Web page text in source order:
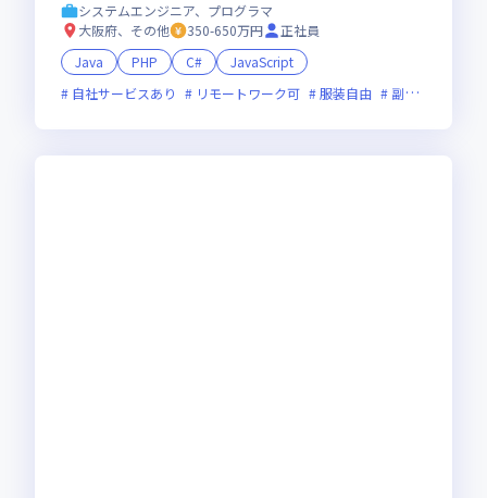
システムエンジニア、プログラマ
大阪府、その他
350-650万円
正社員
Java
PHP C#
JavaScript
自社サービスあり
リモートワーク可 服装自由 副業可